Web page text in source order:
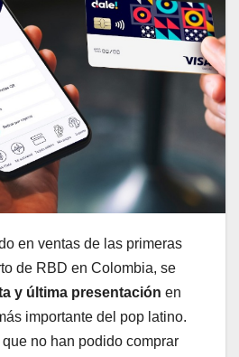
en ventas de las primeras
de RBD en Colombia, se
y última presentación en
importante del pop latino.
no han podido comprar